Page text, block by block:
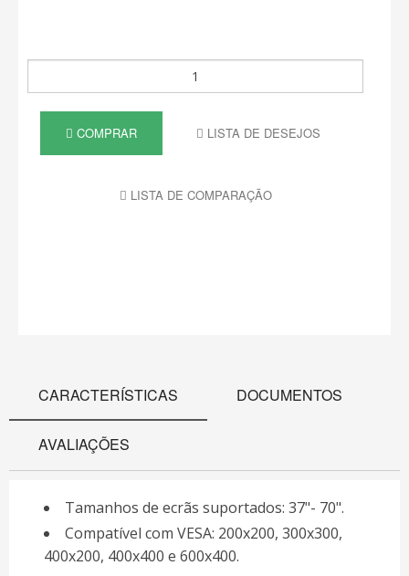
COMPRAR LISTA DE DESEJOS
LISTA DE COMPARAÇÃO
CARACTERÍSTICAS DOCUMENTOS
AVALIAÇÕES
Tamanhos de ecrãs suportados: 37"- 70".
Compatível com VESA: 200x200, 300x300,
400x200, 400x400 e 600x400.